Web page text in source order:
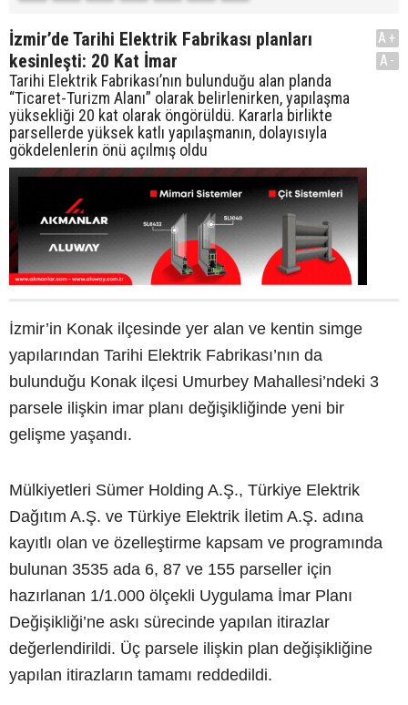
İzmir’de Tarihi Elektrik Fabrikası planları
kesinleşti: 20 Kat İmar
Tarihi Elektrik Fabrikası’nın bulunduğu alan planda
“Ticaret-Turizm Alanı” olarak belirlenirken, yapılaşma
yüksekliği 20 kat olarak öngörüldü. Kararla birlikte
parsellerde yüksek katlı yapılaşmanın, dolayısıyla
gökdelenlerin önü açılmış oldu
A+
A-
İzmir’in Konak ilçesinde yer alan ve kentin simge
yapılarından Tarihi Elektrik Fabrikası’nın da
bulunduğu Konak ilçesi Umurbey Mahallesi’ndeki 3
parsele ilişkin imar planı değişikliğinde yeni bir
gelişme yaşandı.
Mülkiyetleri Sümer Holding A.Ş., Türkiye Elektrik
Dağıtım A.Ş. ve Türkiye Elektrik İletim A.Ş. adına
kayıtlı olan ve özelleştirme kapsam ve programında
bulunan 3535 ada 6, 87 ve 155 parseller için
hazırlanan 1/1.000 ölçekli Uygulama İmar Planı
Değişikliği’ne askı sürecinde yapılan itirazlar
değerlendirildi. Üç parsele ilişkin plan değişikliğine
yapılan itirazların tamamı reddedildi.